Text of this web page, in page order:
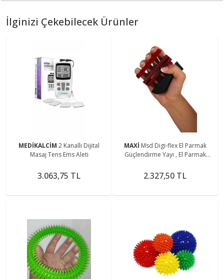
İlginizi Çekebilecek Ürünler
MEDİKALCİM 2 Kanallı Dijital
Masaj Tens Ems Aleti
3.063,75 TL
MAXİ Msd Digi-flex El Parmak
Güçlendirme Yayı , El Parmak
2.327,50 TL